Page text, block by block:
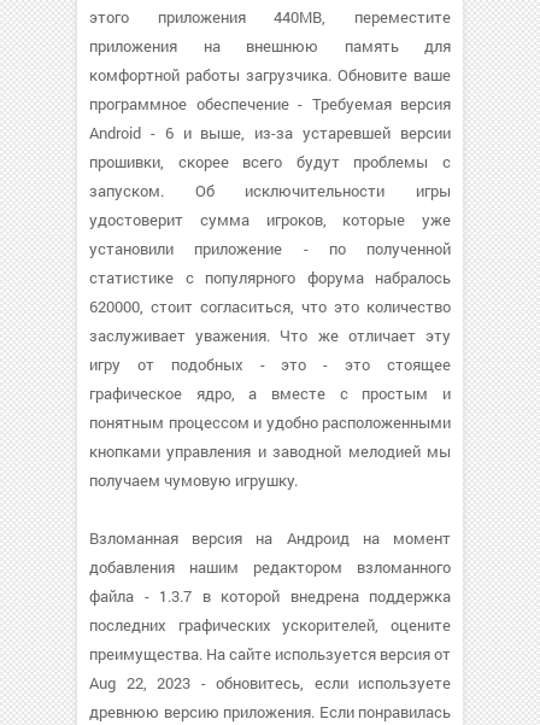
этого приложения 440MB, переместите
приложения на внешнюю память для
комфортной работы загрузчика. Обновите ваше
программное обеспечение - Требуемая версия
Android - 6 и выше, из-за устаревшей версии
прошивки, скорее всего будут проблемы с
запуском. Об исключительности игры
удостоверит сумма игроков, которые уже
установили приложение - по полученной
статистике с популярного форума набралось
620000, стоит согласиться, что это количество
заслуживает уважения. Что же отличает эту
игру от подобных - это - это стоящее
графическое ядро, а вместе с простым и
понятным процессом и удобно расположенными
кнопками управления и заводной мелодией мы
получаем чумовую игрушку.
Взломанная версия на Андроид на момент
добавления нашим редактором взломанного
файла - 1.3.7 в которой внедрена поддержка
последних графических ускорителей, оцените
преимущества. На сайте используется версия от
Aug 22, 2023 - обновитесь, если используете
древнюю версию приложения. Если понравилась